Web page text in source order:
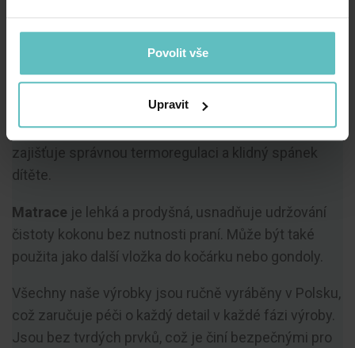
Povolit vše
Upravit
ventilačními kanálky, což umožňuje polštáři volně
dýchat a chrání dětskou pokožku před pocením.
poskytuje další vrstvu tepla v
chladnějších dnech díky antialergické výplni, která
zajišťuje správnou termoregulaci a klidný spánek
dítěte.
Matrace je lehká a prodyšná, usnadňuje udržování
čistoty kokonu bez nutnosti praní. Může být také
použita jako další vložka do kočárku nebo gondoly.
Všechny naše výrobky jsou ručně vyráběny v Polsku,
což zaručuje péči o každý detail v každé fázi výroby.
Jsou bez tvrdých prvků, což je činí bezpečnými pro